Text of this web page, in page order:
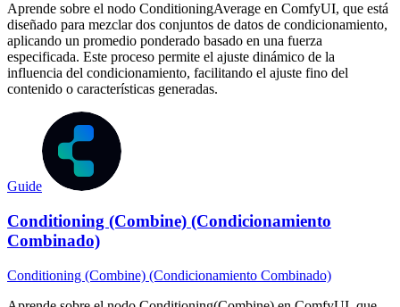
Aprende sobre el nodo ConditioningAverage en ComfyUI, que está
diseñado para mezclar dos conjuntos de datos de condicionamiento,
aplicando un promedio ponderado basado en una fuerza
especificada. Este proceso permite el ajuste dinámico de la
influencia del condicionamiento, facilitando el ajuste fino del
contenido o características generadas.
Guide
Conditioning (Combine) (Condicionamiento
Combinado)
Conditioning (Combine) (Condicionamiento Combinado)